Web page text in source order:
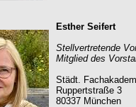
Esther Seifert
Stellvertretende
Mitglied des
Städt.
Ruppertstraße 3
80337 München